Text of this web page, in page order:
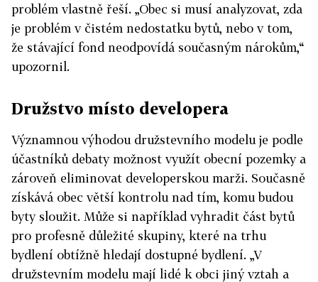
problém vlastně řeší. „Obec si musí analyzovat, zda
je problém v čistém nedostatku bytů, nebo v tom,
že stávající fond neodpovídá současným nárokům,“
upozornil.
Družstvo místo developera
Významnou výhodou družstevního modelu je podle
účastníků debaty možnost využít obecní pozemky a
zároveň eliminovat developerskou marži. Současně
získává obec větší kontrolu nad tím, komu budou
byty sloužit. Může si například vyhradit část bytů
pro profesně důležité skupiny, které na trhu
bydlení obtížně hledají dostupné bydlení. „V
družstevním modelu mají lidé k obci jiný vztah a